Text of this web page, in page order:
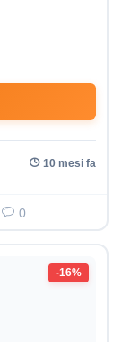
10 mesi fa
0
-16%